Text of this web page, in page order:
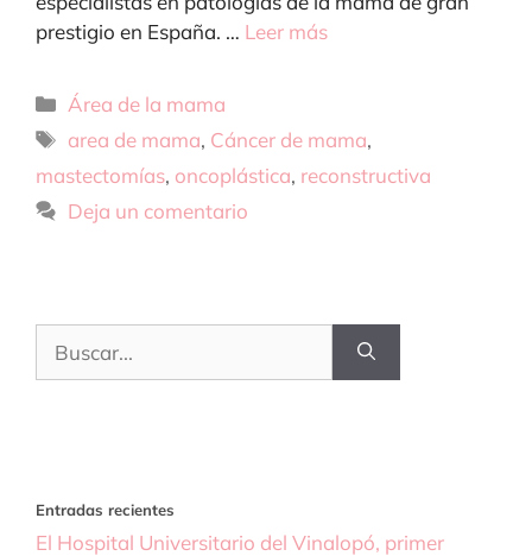
prestigio en España. … Leer más
Categorías
Área de la mama
Etiquetas
area de mama, Cáncer de mama,
mastectomías, oncoplástica, reconstructiva
Deja un comentario
Entradas recientes
El Hospital Universitario del Vinalopó, primer